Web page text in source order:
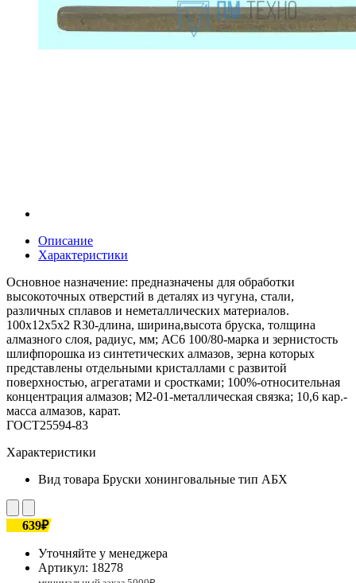
Описание
Характеристики
Основное назначение: предназначены для обработки
высокоточных отверстий в деталях из чугуна, стали,
различных сплавов и неметаллических материалов.
100х12х5х2 R30-длина, ширина,высота бруска, толщина
алмазного слоя, радиус, мм; АС6 100/80-марка и зернистость
шлифпорошка из синтетических алмазов, зерна которых
представлены отдельными кристаллами с развитой
поверхностью, агрегатами и сростками; 100%-относительная
концентрация алмазов; М2-01-металлическая связка; 10,6 кар.-
масса алмазов, карат.
ГОСТ25594-83
Характеристики
Вид товара Бруски хонинговальные тип АБХ
639₽
Уточняйте у менеджера
Артикул: 18278